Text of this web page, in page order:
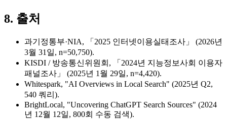
8. 출처
과기정통부·NIA, 「2025 인터넷이용실태조사」 (2026년
3월 31일, n=50,750).
KISDI / 방송통신위원회, 「2024년 지능정보사회 이용자
패널조사」 (2025년 1월 29일, n=4,420).
Whitespark, "AI Overviews in Local Search" (2025년 Q2,
540 쿼리).
BrightLocal, "Uncovering ChatGPT Search Sources" (2024
년 12월 12일, 800회 수동 검색).